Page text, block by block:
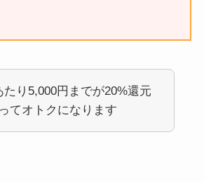
たり5,000円までが20%還元
てオトクになります